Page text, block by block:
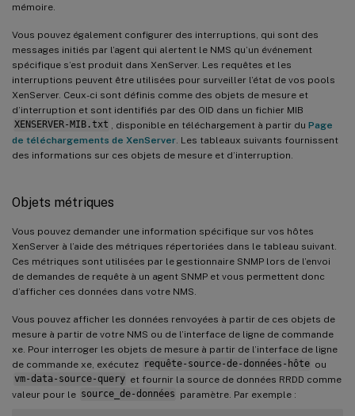
mémoire.
Vous pouvez également configurer des interruptions, qui sont des
messages initiés par l’agent qui alertent le NMS qu’un événement
spécifique s’est produit dans XenServer. Les requêtes et les
interruptions peuvent être utilisées pour surveiller l’état de vos pools
XenServer. Ceux-ci sont définis comme des objets de mesure et
d’interruption et sont identifiés par des OID dans un fichier MIB
XENSERVER-MIB.txt
, disponible en téléchargement à partir du Page
de téléchargements de XenServer . Les tableaux suivants fournissent
des informations sur ces objets de mesure et d’interruption.
Objets métriques
Vous pouvez demander une information spécifique sur vos hôtes
XenServer à l’aide des métriques répertoriées dans le tableau suivant.
Ces métriques sont utilisées par le gestionnaire SNMP lors de l’envoi
de demandes de requête à un agent SNMP et vous permettent donc
d’afficher ces données dans votre NMS.
Vous pouvez afficher les données renvoyées à partir de ces objets de
mesure à partir de votre NMS ou de l’interface de ligne de commande
xe. Pour interroger les objets de mesure à partir de l’interface de ligne
de commande xe, exécutez requête-source-de-données-hôte ou
vm-data-source-query et fournir la source de données RRDD comme
valeur pour le source_de-données paramètre. Par exemple :